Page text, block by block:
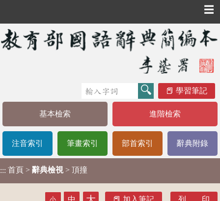
☰
學習筆記
基本檢索 進階檢索
注音索引 筆畫索引 部首索引 辭典附錄
::: 首頁 > 辭典檢視 > 頂撞